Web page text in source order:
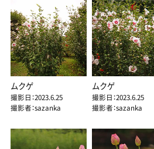
ムクゲ
撮影日：2023.6.25
撮影者：sazanka
ムクゲ
撮影日：2023.6.25
撮影者：sazanka